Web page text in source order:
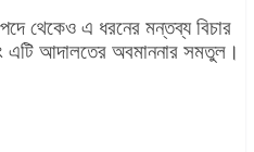
থেকেও এ ধরনের মন্তব্য বিচার
এটি আদালতের অবমাননার সমতুল।